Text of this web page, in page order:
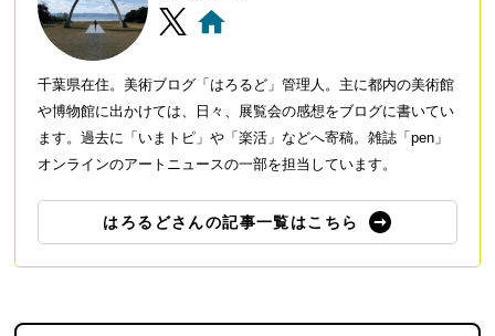
千葉県在住。美術ブログ「はろるど」管理人。主に都内の美術館
や博物館に出かけては、日々、展覧会の感想をブログに書いてい
ます。過去に「いまトピ」や「楽活」などへ寄稿。雑誌「pen」
オンラインのアートニュースの一部を担当しています。
はろるどさんの記事一覧はこちら